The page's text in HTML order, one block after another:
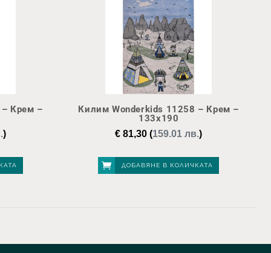
Крем –
)
Килим Wonderkids 11258 – Крем –
133х190
€ 81,30 (159.01 лв.)
ДОБАВЯНЕ В КОЛИЧКАТА